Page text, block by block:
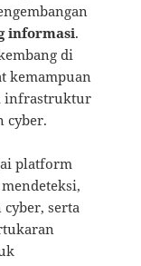
informasi.
di
kemampuan
infrastruktur
cyber.
platform
cyber, serta